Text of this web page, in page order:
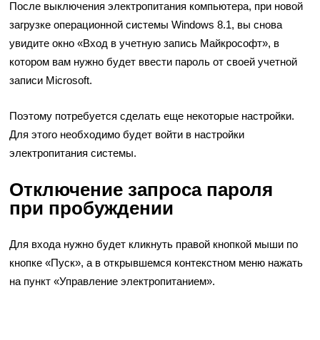
После выключения электропитания компьютера, при новой
загрузке операционной системы Windows 8.1, вы снова
увидите окно «Вход в учетную запись Майкрософт», в
котором вам нужно будет ввести пароль от своей учетной
записи Microsoft.
Поэтому потребуется сделать еще некоторые настройки.
Для этого необходимо будет войти в настройки
электропитания системы.
Отключение запроса пароля
при пробуждении
Для входа нужно будет кликнуть правой кнопкой мыши по
кнопке «Пуск», а в открывшемся контекстном меню нажать
на пункт «Управление электропитанием».